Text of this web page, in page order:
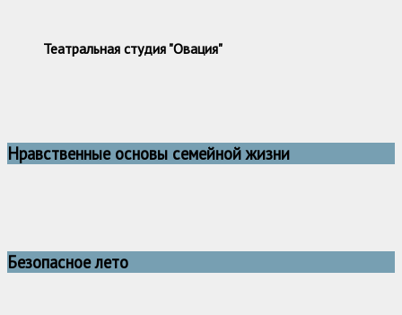
Театральная студия "Овация"
Нравственные основы семейной жизни
Безопасное лето